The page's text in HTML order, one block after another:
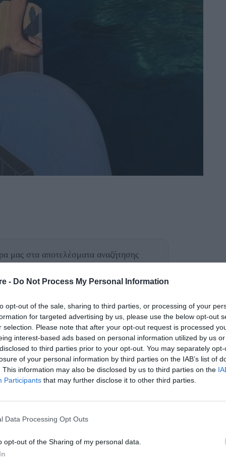
- Do Not Process My Personal Information
opt-out of the sale, sharing to third parties, or processing of your
for targeted advertising by us, please use the below opt-out
selection. Please note that after your opt-out request is processed
interest-based ads based on personal information utilized by us
to third parties prior to your opt-out. You may separately
of your personal information by third parties on the IAB’s list of
This information may also be disclosed by us to third parties on the
Participants that may further disclose it to other third parties.
Data Processing Opt Outs
opt-out of the Sharing of my personal data.
μας στα αποτελέσματα αναζήτησης
on Google
λίγες ημέρεςη Kate Hudson, η οποία
συνεχίζει τις διακοπές της στη Σκιάθο.
στις οποίες την είδαμε με τα
τον ήλιο και τη θάλασσα στην
μέσα από το Instagram της πώς περνά